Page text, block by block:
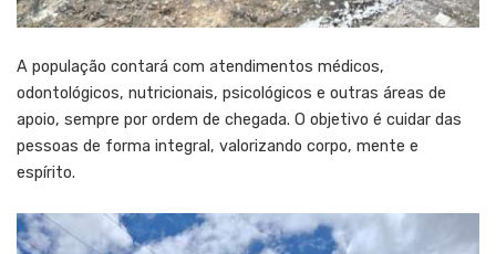
A população contará com atendimentos médicos,
odontológicos, nutricionais, psicológicos e outras áreas de
apoio, sempre por ordem de chegada. O objetivo é cuidar das
pessoas de forma integral, valorizando corpo, mente e
espírito.